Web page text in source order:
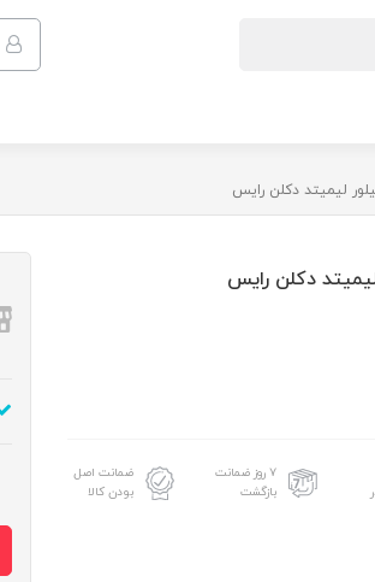
لیمیتد دکلن رایس
دکلن رایس
۷ روز ضمانت
بازگشت
ضمانت اصل
بودن کالا